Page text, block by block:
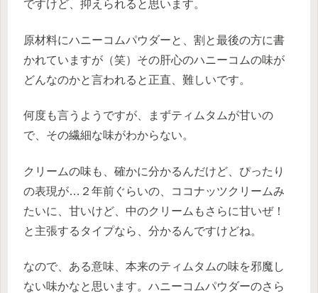
ですけど、抑えられると思います。
原材料にハニーコムパウダーと、割と最後の方に書
かれていますが（笑）その肝心のハニーコムの味が
どんなのかと言われると正直、難しいです。
何度も言うようですが、まずティムタムが甘いの
で、その繊細な味がわからない。
クリームの味も、確かに分かるんだけど、ぴったり
の表現が…２年前ぐらいの、ココナッツクリームみ
たいに、甘いけど、中のクリームもさらに甘いぜ！
と主張するタイプなら、分かるんですけどね。
なので、ある意味、本来のティムタムの味を邪魔し
ない味かなと思います。ハニーコムパウダーのさら